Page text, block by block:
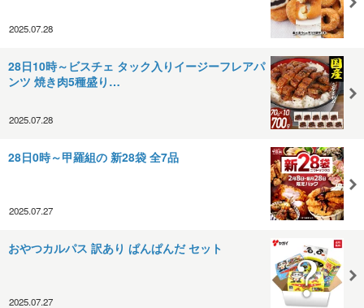
2025.07.28
28日10時～ビスチェ タック入りイージーフレアパ
ンツ 焼き肉5種盛り…
2025.07.28
28日0時～甲羅組の 新28袋 全7品
2025.07.27
おやつカルパス 訳あり ぱんぱんだ セット
2025.07.27